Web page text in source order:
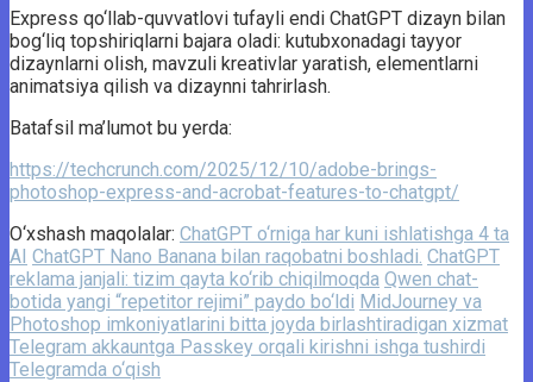
Express qo‘llab-quvvatlovi tufayli endi ChatGPT dizayn bilan
bog‘liq topshiriqlarni bajara oladi: kutubxonadagi tayyor
dizaynlarni olish, mavzuli kreativlar yaratish, elementlarni
animatsiya qilish va dizaynni tahrirlash.
Batafsil ma’lumot bu yerda:
https://techcrunch.com/2025/12/10/adobe-brings-
photoshop-express-and-acrobat-features-to-chatgpt/
O‘xshash maqolalar: ChatGPT o‘rniga har kuni ishlatishga 4 ta
AI ChatGPT Nano Banana bilan raqobatni boshladi. ChatGPT
reklama janjali: tizim qayta ko‘rib chiqilmoqda Qwen chat-
botida yangi “repetitor rejimi” paydo bo‘ldi MidJourney va
Photoshop imkoniyatlarini bitta joyda birlashtiradigan xizmat
Telegram akkauntga Passkey orqali kirishni ishga tushirdi
Telegramda o‘qish